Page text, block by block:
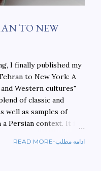
TO NEW
I finally published my
to New York: A
Western cultures"
of classic and
well as samples of
Persian context. It is
a bridge between
READ MORE-ادامه مطلب